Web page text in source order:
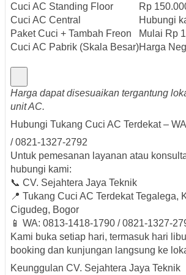
Cuci AC Standing Floor
Rp
Cuci AC Central
Hubungi
Paket Cuci + Tambah Freon
Mulai Rp
Cuci AC Pabrik (Skala Besar)Harga
Harga dapat disesuaikan tergantung
unit AC.
Hubungi Tukang Cuci AC Terdekat –
/ 0821-1327-2792
Untuk pemesanan layanan atau
hubungi kami:
📞 CV. Sejahtera Jaya Teknik
📍 Tukang Cuci AC Terdekat Tegalega,
Cigudeg, Bogor
📱 WA: 0813-1418-1790 / 0821-1327-
Kami buka setiap hari, termasuk hari
booking dan kunjungan langsung ke
Keunggulan CV. Sejahtera Jaya Teknik